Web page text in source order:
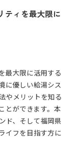
ティを最大限に
最大限に活用する
に優しい給湯シス
やメリットを知る
とができます。本
ド、そして福岡県
イフを目指す方に